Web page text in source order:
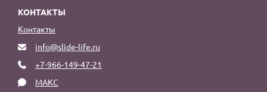
КОНТАКТЫ
Контакты
info@slide-life.ru
+7-966-149-47-21
МАКС